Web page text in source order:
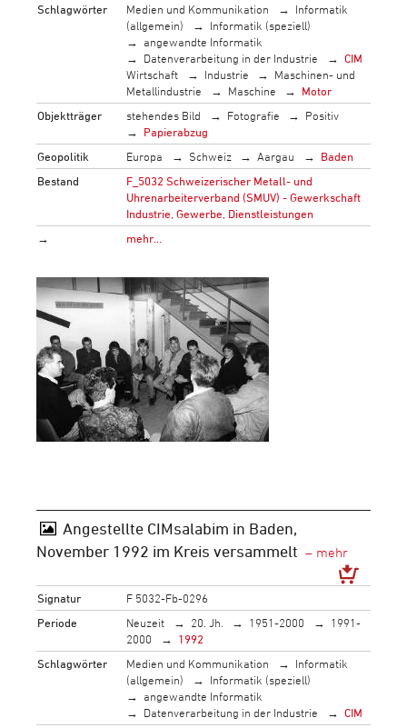
Schlagwörter
Medien und Kommunikation
Informatik
(allgemein)
Informatik (speziell)
angewandte Informatik
Datenverarbeitung in der Industrie
CIM
Wirtschaft
Industrie
Maschinen- und
Metallindustrie
Maschine
Motor
Objektträger
stehendes Bild Fotografie
Positiv
Papierabzug
Geopolitik
Europa Schweiz Aargau
Baden
Bestand
F_5032 Schweizerischer Metall- und
Uhrenarbeiterverband (SMUV) - Gewerkschaft
Industrie, Gewerbe, Dienstleistungen
→
mehr…
Angestellte CIMsalabim in Baden,
November 1992 im Kreis versammelt
Signatur
F 5032-Fb-0296
Periode
Neuzeit 20. Jh. 1951-2000
1991-
2000
1992
Schlagwörter
Medien und Kommunikation
Informatik
(allgemein)
Informatik (speziell)
angewandte Informatik
Datenverarbeitung in der Industrie
CIM